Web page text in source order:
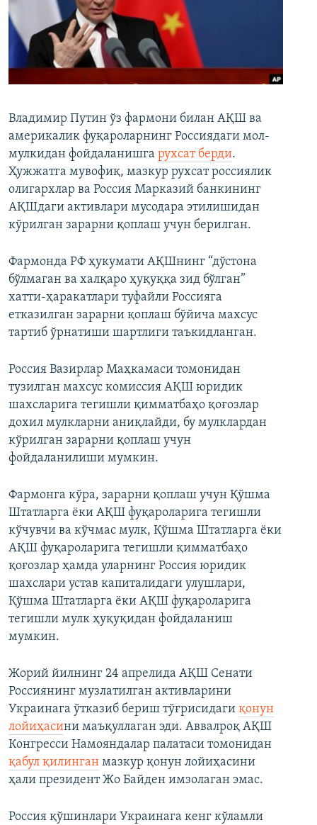
Владимир Путин ўз фармони билан АҚШ ва
америкалик фуқароларнинг Россиядаги мол-
мулкидан фойдаланишга рухсат берди.
Ҳужжатга мувофиқ, мазкур рухсат россиялик
олигархлар ва Россия Марказий банкининг
АҚШдаги активлари мусодара этилишидан
кўрилган зарарни қоплаш учун берилган.
Фармонда РФ ҳукумати АҚШнинг “дўстона
бўлмаган ва халқаро ҳуқуққа зид бўлган”
хатти-ҳаракатлари туфайли Россияга
етказилган зарарни қоплаш бўйича махсус
тартиб ўрнатиши шартлиги таъкидланган.
Россия Вазирлар Маҳкамаси томонидан
тузилган махсус комиссия АҚШ юридик
шахсларига тегишли қимматбаҳо қоғозлар
дохил мулкларни аниқлайди, бу мулклардан
кўрилган зарарни қоплаш учун
фойдаланилиши мумкин.
Фармонга кўра, зарарни қоплаш учун Қўшма
Штатларга ёки АҚШ фуқароларига тегишли
кўчувчи ва кўчмас мулк, Қўшма Штатларга ёки
АҚШ фуқароларига тегишли қимматбаҳо
қоғозлар ҳамда уларнинг Россия юридик
шахслари устав капиталидаги улушлари,
Қўшма Штатларга ёки АҚШ фуқароларига
тегишли мулк ҳуқуқидан фойдаланиш
мумкин.
Жорий йилнинг 24 апрелида АҚШ Сенати
Россиянинг музлатилган активларини
Украинага ўтказиб бериш тўғрисидаги қонун
лойиҳасини маъқуллаган эди. Аввалроқ АҚШ
Конгресси Намояндалар палатаси томонидан
қабул қилинган мазкур қонун лойиҳасини
ҳали президент Жо Байден имзолаган эмас.
Россия қўшинлари Украинага кенг кўламли